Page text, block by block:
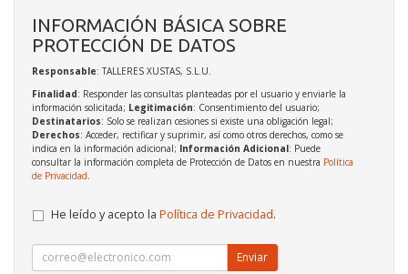
INFORMACIÓN BÁSICA SOBRE
PROTECCIÓN DE DATOS
Responsable: TALLERES XUSTAS, S.L.U.
Finalidad: Responder las consultas planteadas por el usuario y enviarle la
información solicitada; Legitimación: Consentimiento del usuario;
Destinatarios: Solo se realizan cesiones si existe una obligación legal;
Derechos: Acceder, rectificar y suprimir, así como otros derechos, como se
indica en la información adicional; Información Adicional: Puede
consultar la información completa de Protección de Datos en nuestra Política
de Privacidad.
He leído y acepto la Política de Privacidad.
Enviar